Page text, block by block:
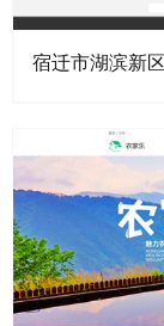
宿迁市湖滨新